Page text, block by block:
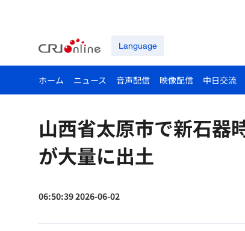
Language
ホーム ニュース 音声配信 映像配信 中日交流
山西省太原市で新石器
が大量に出土
06:50:39 2026-06-02